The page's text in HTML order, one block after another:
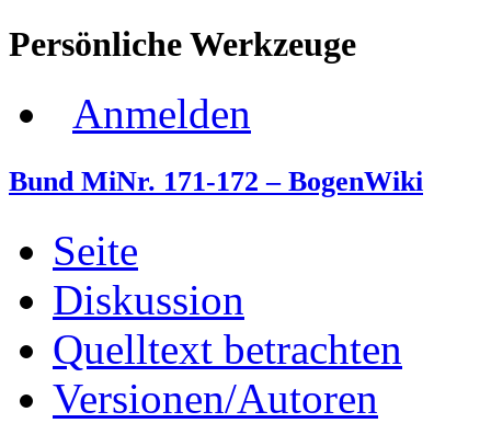
Persönliche Werkzeuge
Anmelden
Bund MiNr. 171-172 – BogenWiki
Seite
Diskussion
Quelltext betrachten
Versionen/Autoren